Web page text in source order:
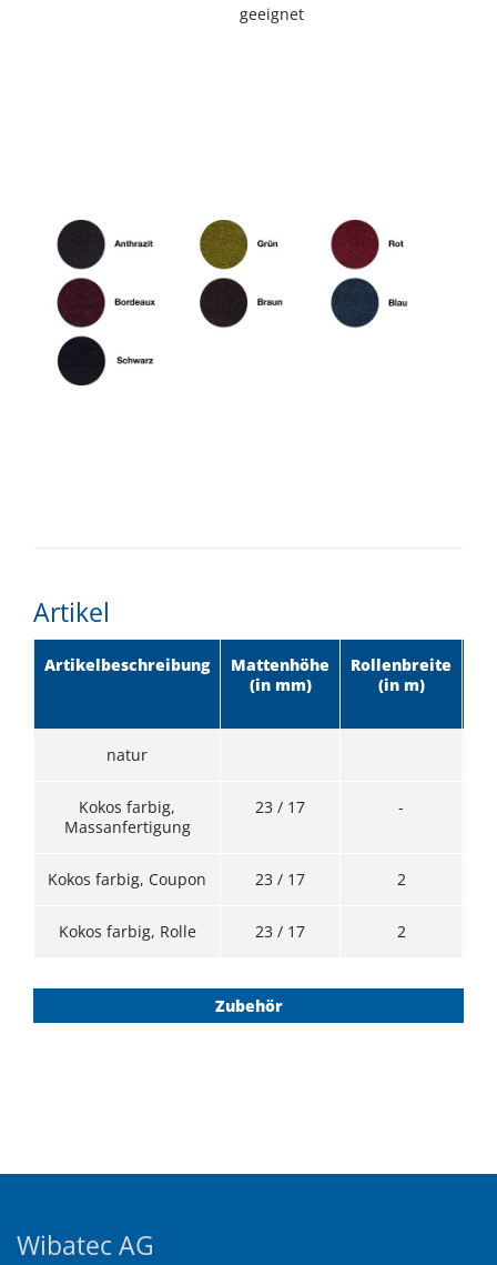
geeignet
Artikel
Artikelbeschreibung
Mattenhöhe
(in mm)
Rollenbreite
(in m)
natur
Kokos farbig,
Massanfertigung
23 / 17 -
Kokos farbig, Coupon 23 / 17 2
Kokos farbig, Rolle 23 / 17 2
Zubehör
Wibatec AG